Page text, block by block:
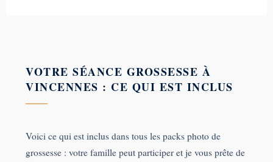
VOTRE SÉANCE GROSSESSE À
VINCENNES : CE QUI EST INCLUS
Voici ce qui est inclus dans tous les packs photo de
grossesse : votre famille peut participer et je vous prête de